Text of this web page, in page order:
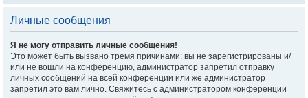
Личные сообщения
Я не могу отправить личные сообщения!
Это может быть вызвано тремя причинами: вы не зарегистрированы и/
или не вошли на конференцию, администратор запретил отправку
личных сообщений на всей конференции или же администратор
запретил это вам лично. Свяжитесь с администратором конференции